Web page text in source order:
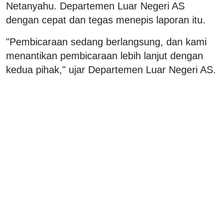
Netanyahu. Departemen Luar Negeri AS
dengan cepat dan tegas menepis laporan itu.
"Pembicaraan sedang berlangsung, dan kami
menantikan pembicaraan lebih lanjut dengan
kedua pihak," ujar Departemen Luar Negeri AS.